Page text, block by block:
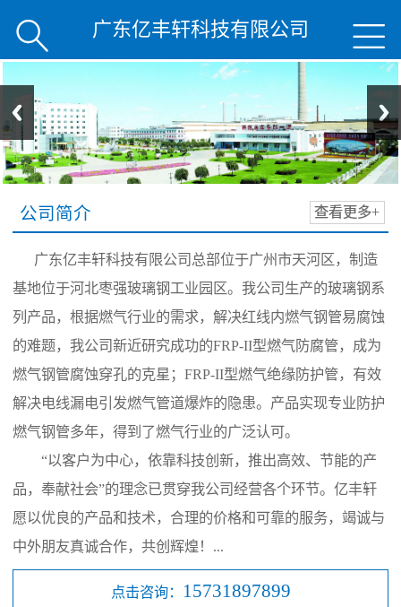

 广东亿丰轩科技有限公司
公司简介 查看更多+
广东亿丰轩科技有限公司总部位于广州市天河区，制造
基地位于河北枣强玻璃钢工业园区。我公司生产的玻璃钢系
列产品，根据燃气行业的需求，解决红线内燃气钢管易腐蚀
的难题，我公司新近研究成功的FRP-II型燃气防腐管，成为
燃气钢管腐蚀穿孔的克星；FRP-II型燃气绝缘防护管，有效
解决电线漏电引发燃气管道爆炸的隐患。产品实现专业防护
燃气钢管多年，得到了燃气行业的广泛认可。
“以客户为中心，依靠科技创新，推出高效、节能的产
品，奉献社会”的理念已贯穿我公司经营各个环节。亿丰轩
愿以优良的产品和技术，合理的价格和可靠的服务，竭诚与
中外朋友真诚合作，共创辉煌！...
点击咨询： 15731897899